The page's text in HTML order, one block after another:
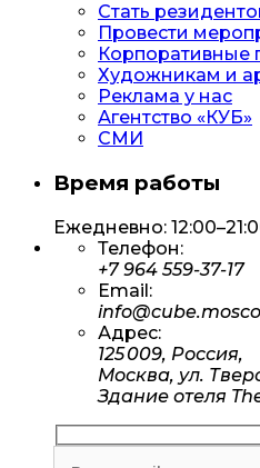
Стать
Провести
Корпоративные
Художникам и
Реклама у нас
Агентство «КУБ»
СМИ
Время работы
Ежедневно:
Телефон:
+7 964 559-37-17
Email:
Адрес:
125 009, Россия,
Москва, ул.
Здание отеля